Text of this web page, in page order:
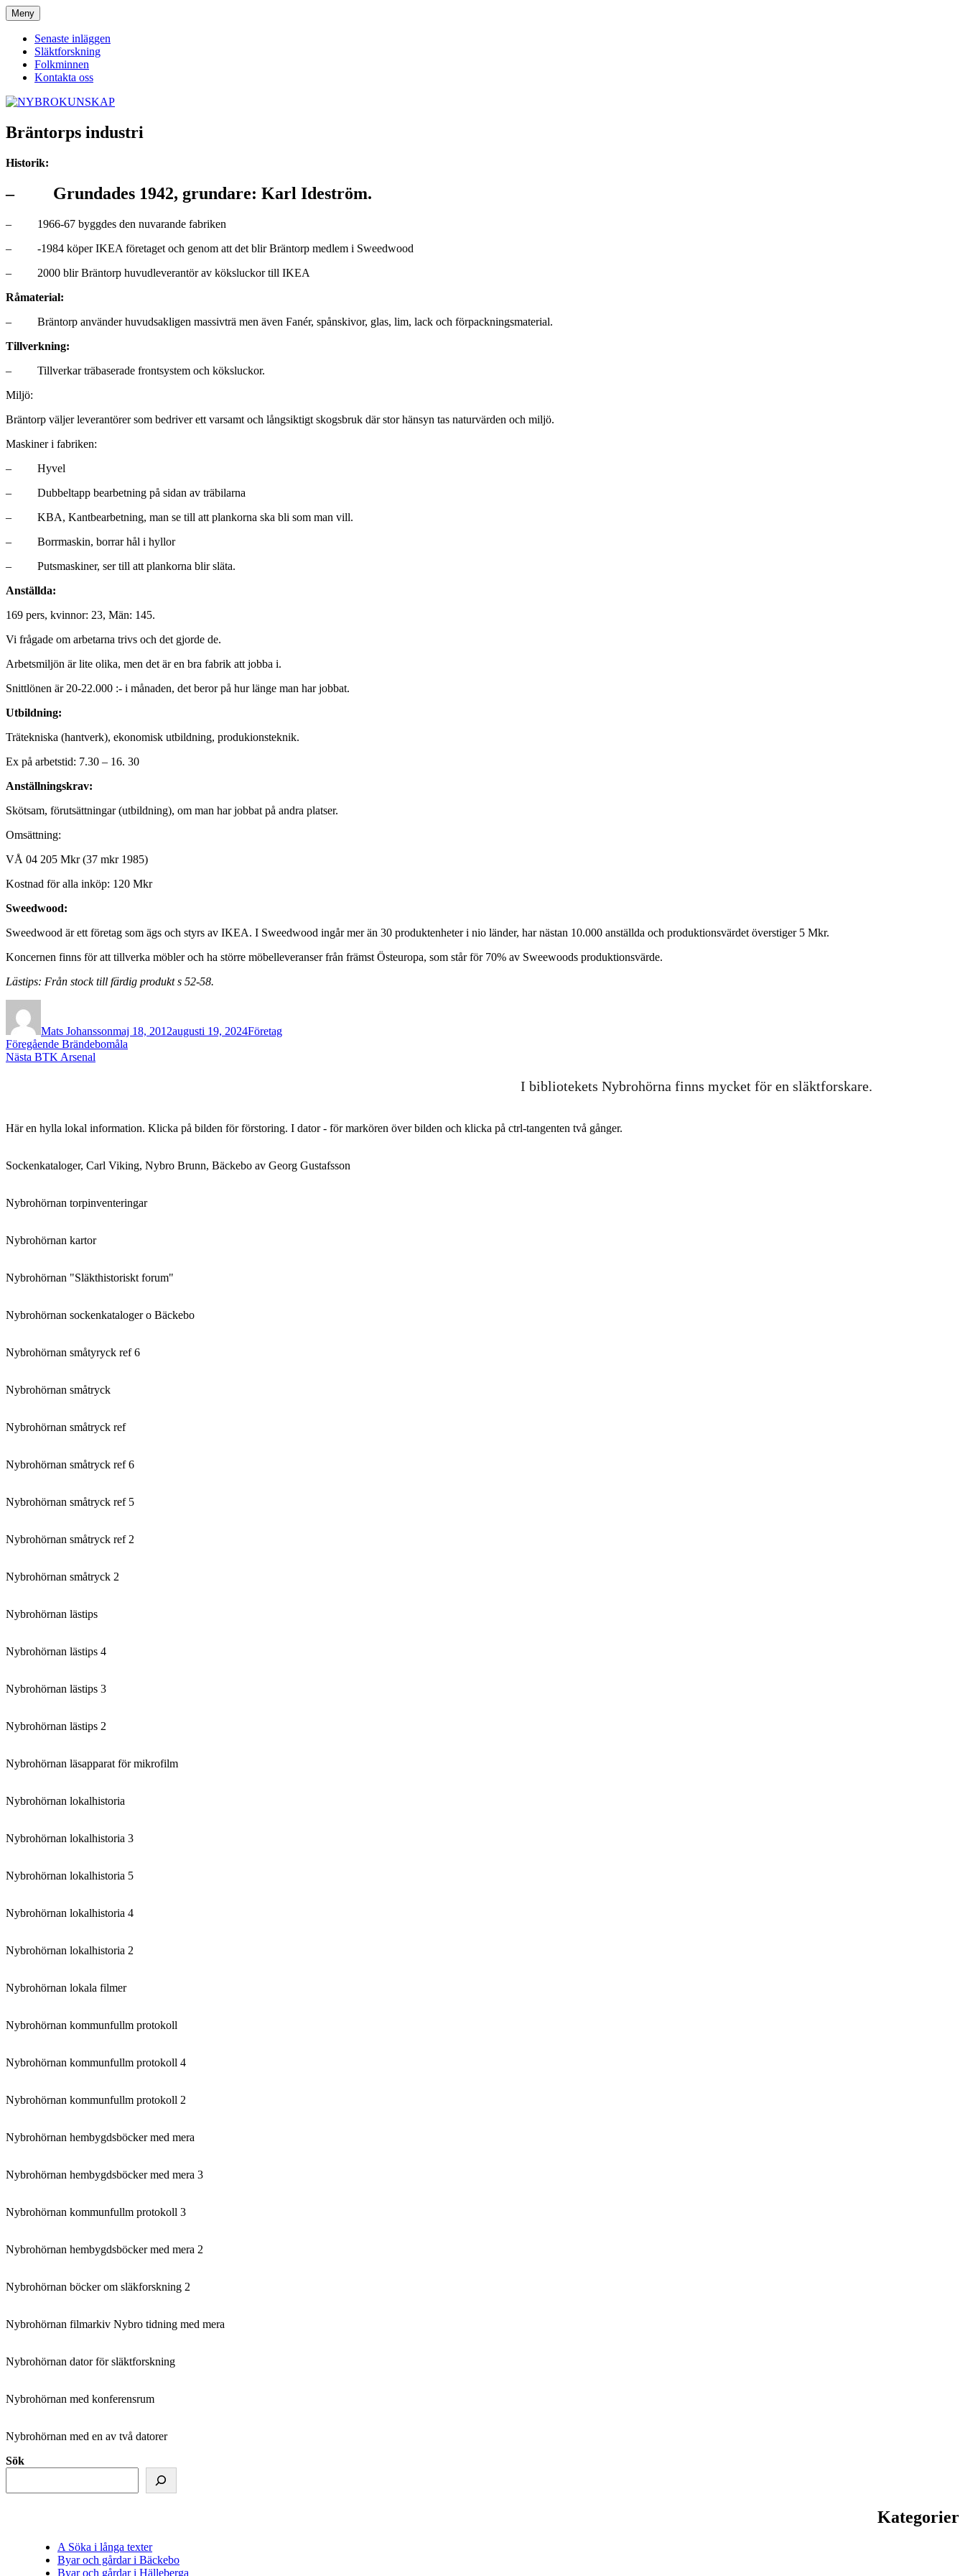
Hoppa
till
innehåll
NYBROKUNSKAP
Meny
Senaste inläggen
Släktforskning
Folkminnen
Kontakta oss
Bräntorps industri
Historik:
– Grundades 1942, grundare: Karl Ideström.
– 1966-67 byggdes den nuvarande fabriken
– -1984 köper IKEA företaget och genom att det blir Bräntorp medlem i Sweedwood
– 2000 blir Bräntorp huvudleverantör av köksluckor till IKEA
Råmaterial:
– Bräntorp använder huvudsakligen massivträ men även Fanér, spånskivor, glas, lim, lack och förpackningsmaterial.
Tillverkning:
– Tillverkar träbaserade frontsystem och köksluckor.
Miljö:
Bräntorp väljer leverantörer som bedriver ett varsamt och långsiktigt skogsbruk där stor hänsyn tas naturvärden och miljö.
Maskiner i fabriken:
– Hyvel
– Dubbeltapp bearbetning på sidan av träbilarna
– KBA, Kantbearbetning, man se till att plankorna ska bli som man vill.
– Borrmaskin, borrar hål i hyllor
– Putsmaskiner, ser till att plankorna blir släta.
Anställda:
169 pers, kvinnor: 23, Män: 145.
Vi frågade om arbetarna trivs och det gjorde de.
Arbetsmiljön är lite olika, men det är en bra fabrik att jobba i.
Snittlönen är 20-22.000 :- i månaden, det beror på hur länge man har jobbat.
Utbildning:
Trätekniska (hantverk), ekonomisk utbildning, produkionsteknik.
Ex på arbetstid: 7.30 – 16. 30
Anställningskrav:
Skötsam, förutsättningar (utbildning), om man har jobbat på andra platser.
Omsättning:
VÅ 04 205 Mkr (37 mkr 1985)
Kostnad för alla inköp: 120 Mkr
Sweedwood:
Sweedwood är ett företag som ägs och styrs av IKEA. I Sweedwood ingår mer än 30 produktenheter i nio länder, har nästan 10.000 anställda och produktionsvärdet överstiger 5 Mkr.
Koncernen finns för att tillverka möbler och ha större möbelleveranser från främst Östeuropa, som står för 70% av Sweewoods produktionsvärde.
Lästips: Från stock till färdig produkt s 52-58.
Mats Johanssonmaj 18, 2012augusti 19, 2024Företag
Inläggsnavigering
Föregående Föregående
inlägg:
Brändebomåla
Nästa Nästa
BTK Arsenal
I bibliotekets Nybrohörna finns mycket för en släktforskare.
Här en hylla lokal information. Klicka på bilden för förstoring. I dator - för markören över bilden och klicka på ctrl-tangenten två gånger.
Sockenkataloger, Carl Viking, Nybro Brunn, Bäckebo av Georg Gustafsson
Nybrohörnan torpinventeringar
Nybrohörnan kartor
Nybrohörnan "Släkthistoriskt forum"
Nybrohörnan sockenkataloger o Bäckebo
Nybrohörnan småtyryck ref 6
Nybrohörnan småtryck
Nybrohörnan småtryck ref
Nybrohörnan småtryck ref 6
Nybrohörnan småtryck ref 5
Nybrohörnan småtryck ref 2
Nybrohörnan småtryck 2
Nybrohörnan lästips
Nybrohörnan lästips 4
Nybrohörnan lästips 3
Nybrohörnan lästips 2
Nybrohörnan läsapparat för mikrofilm
Nybrohörnan lokalhistoria
Nybrohörnan lokalhistoria 3
Nybrohörnan lokalhistoria 5
Nybrohörnan lokalhistoria 4
Nybrohörnan lokalhistoria 2
Nybrohörnan lokala filmer
Nybrohörnan kommunfullm protokoll
Nybrohörnan kommunfullm protokoll 4
Nybrohörnan kommunfullm protokoll 2
Nybrohörnan hembygdsböcker med mera
Nybrohörnan hembygdsböcker med mera 3
Nybrohörnan kommunfullm protokoll 3
Nybrohörnan hembygdsböcker med mera 2
Nybrohörnan böcker om släkforskning 2
Nybrohörnan filmarkiv Nybro tidning med mera
Nybrohörnan dator för släktforskning
Nybrohörnan med konferensrum
Nybrohörnan med en av två datorer
Sök
Kategorier
A Söka i långa texter
Byar och gårdar i Bäckebo
Byar och gårdar i Hälleberga